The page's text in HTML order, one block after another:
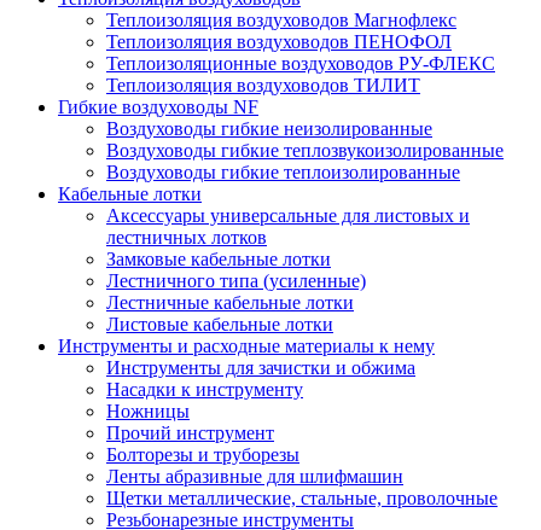
Теплоизоляция воздуховодов Магнофлекс
Теплоизоляция воздуховодов ПЕНОФОЛ
Теплоизоляционные воздуховодов РУ-ФЛЕКС
Теплоизоляция воздуховодов ТИЛИТ
Гибкие воздуховоды NF
Воздуховоды гибкие неизолированные
Воздуховоды гибкие теплозвукоизолированные
Воздуховоды гибкие теплоизолированные
Кабельные лотки
Аксессуары универсальные для листовых и
лестничных лотков
Замковые кабельные лотки
Лестничного типа (усиленные)
Лестничные кабельные лотки
Листовые кабельные лотки
Инструменты и расходные материалы к нему
Инструменты для зачистки и обжима
Насадки к инструменту
Ножницы
Прочий инструмент
Болторезы и труборезы
Ленты абразивные для шлифмашин
Щетки металлические, стальные, проволочные
Резьбонарезные инструменты